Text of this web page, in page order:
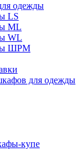
одежды
LS
ML
WL
ШРМ
для одежды
купе